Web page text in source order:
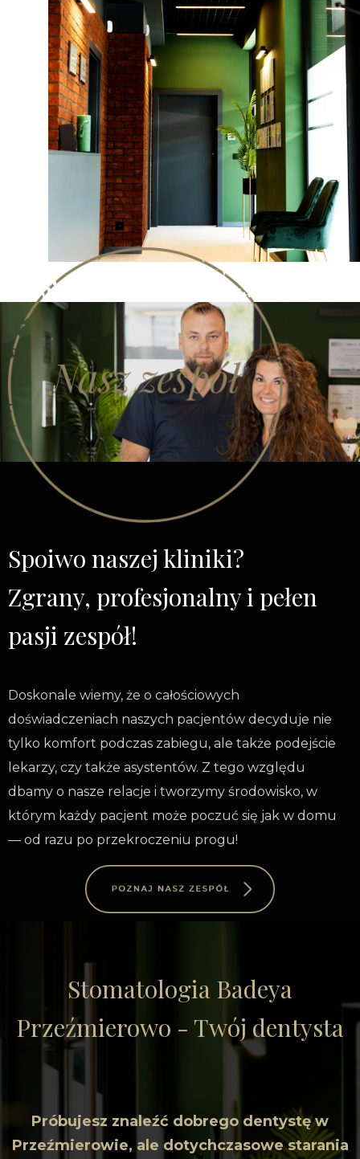
Spoiwo naszej kliniki?
Zgrany, profesjonalny i pełen
pasji zespół!
Doskonale wiemy, że o całościowych
doświadczeniach naszych pacjentów decyduje nie
tylko komfort podczas zabiegu, ale także podejście
lekarzy, czy także asystentów. Z tego względu
dbamy o nasze relacje i tworzymy środowisko, w
którym każdy pacjent może poczuć się jak w domu
— od razu po przekroczeniu progu!
Stomatologia Badeya
Przeźmierowo - Twój dentysta
Próbujesz znaleźć dobrego dentystę w
Przeźmierowie, ale dotychczasowe starania